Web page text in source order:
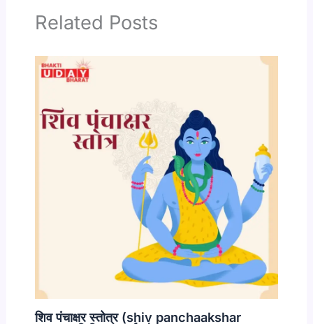
Related Posts
शिव पंचाक्षर स्तोत्र (shiv panchaakshar